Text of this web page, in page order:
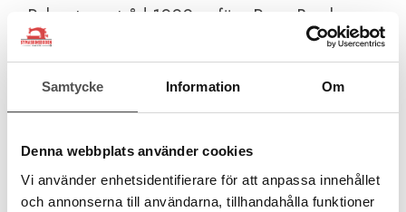
Samtycke Information Om
Denna webbplats använder cookies
Vi använder enhetsidentifierare för att anpassa innehållet
och annonserna till användarna, tillhandahålla funktioner
Polyester sytråd 1000 m färg Rose Bowl
En lågpristråd i acceptabel kvalitet som fungerar bra för vanlig
sömnad i symaskin och i overlockmaskin. 100%
polyester i många olika färger på spolar om 1000 meter.
1000 meter
40wt tjocklek